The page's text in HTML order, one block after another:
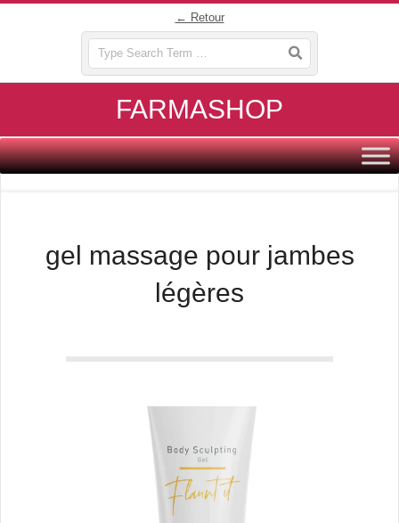
← Retour
FARMASHOP
Primary
Navigation
gel massage pour jambes
légères